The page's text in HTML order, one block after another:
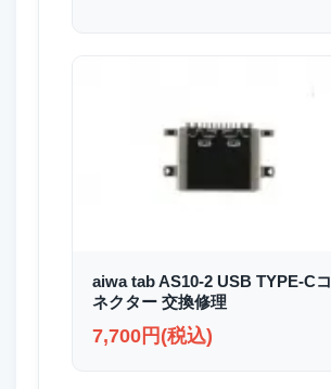
aiwa tab AS10-2 USB TYPE-Cコ
ネクター 交換修理
7,700円(税込)